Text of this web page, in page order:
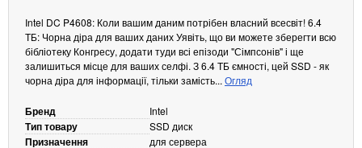
Кабелі, роз'єми, перехідники
Аксесуари для ноутбуків
Акумулятори
Зовнішні блоки живлення
Периферійні пристрої
Монітори
Intel DC P4608: Коли вашим даним потрібен власний всесвіт! 6.4
ТБ: Чорна діра для ваших даних Уявіть, що ви можете зберегти всю
бібліотеку Конгресу, додати туди всі епізоди "Сімпсонів" і ще
залишиться місце для ваших селфі. З 6.4 ТБ ємності, цей SSD - як
чорна діра для інформації, тільки замість... Огляд
Бренд Intel
Тип товару SSD диск
Призначення для сервера